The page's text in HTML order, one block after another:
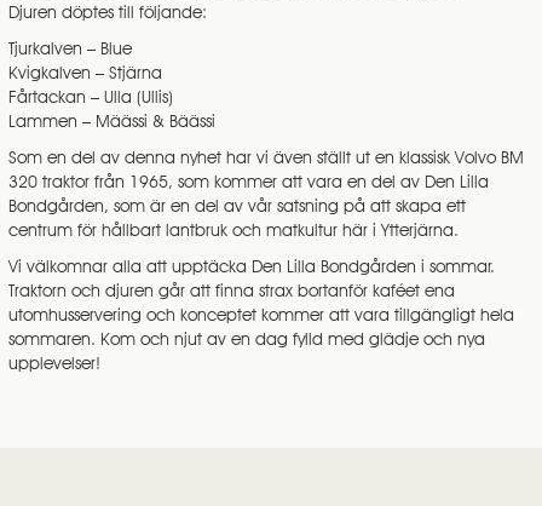
Djuren döptes till följande:
Tjurkalven – Blue
Kvigkalven – Stjärna
Fårtackan – Ulla (Ullis)
Lammen – Määssi & Bäässi
Som en del av denna nyhet har vi även ställt ut en klassisk Volvo BM
320 traktor från 1965, som kommer att vara en del av Den Lilla
Bondgården, som är en del av vår satsning på att skapa ett
centrum för hållbart lantbruk och matkultur här i Ytterjärna.
Vi välkomnar alla att upptäcka Den Lilla Bondgården i sommar.
Traktorn och djuren går att finna strax bortanför kaféet ena
utomhusservering och konceptet kommer att vara tillgängligt hela
sommaren. Kom och njut av en dag fylld med glädje och nya
upplevelser!